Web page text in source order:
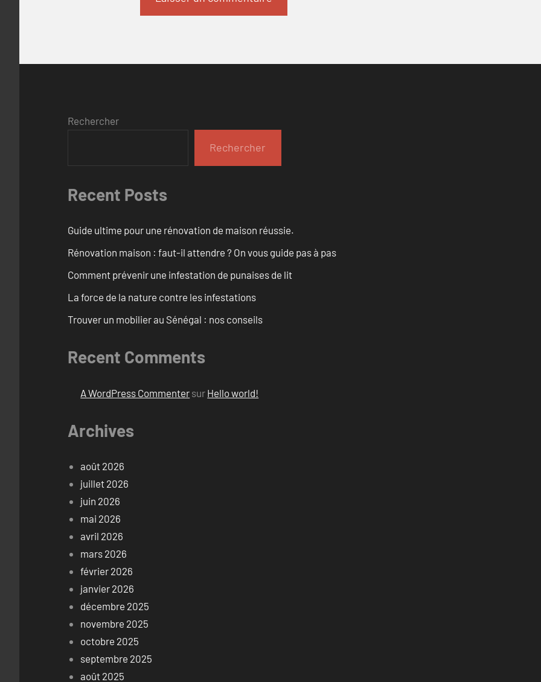
Rechercher
Rechercher
Recent Posts
Guide ultime pour une rénovation de maison réussie.
Rénovation maison : faut-il attendre ? On vous guide pas à pas
Comment prévenir une infestation de punaises de lit
La force de la nature contre les infestations
Trouver un mobilier au Sénégal : nos conseils
Recent Comments
A WordPress Commenter sur Hello world!
Archives
août 2026
juillet 2026
juin 2026
mai 2026
avril 2026
mars 2026
février 2026
janvier 2026
décembre 2025
novembre 2025
octobre 2025
septembre 2025
août 2025